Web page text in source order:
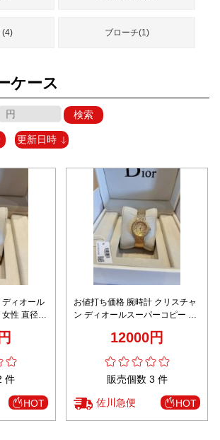
(4) ブローチ(1)
ケース
検索
更新日時
ディオール
性 直径
件
HOT
お値打ち価格 腕時計 クリスチャ
ン ディオールスーパーコピー ダ
さ8㎜ 優雅 高級品 キラキラ ゴー
12000円
販売個数 3 件
佐川急便 HOT